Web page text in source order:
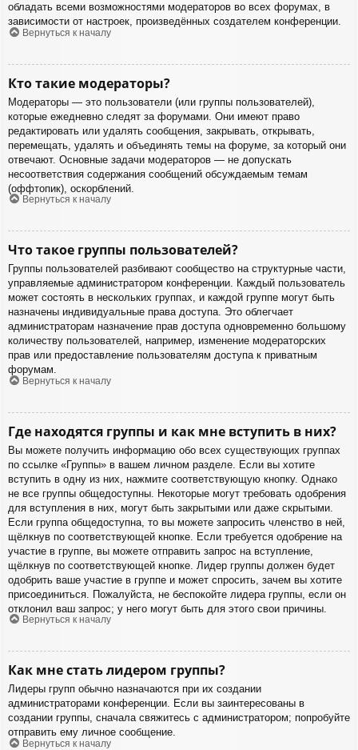
обладать всеми возможностями модераторов во всех форумах, в
зависимости от настроек, произведённых создателем конференции.
Вернуться к началу
Кто такие модераторы?
Модераторы — это пользователи (или группы пользователей),
которые ежедневно следят за форумами. Они имеют право
редактировать или удалять сообщения, закрывать, открывать,
перемещать, удалять и объединять темы на форуме, за который они
отвечают. Основные задачи модераторов — не допускать
несоответствия содержания сообщений обсуждаемым темам
(оффтопик), оскорблений.
Вернуться к началу
Что такое группы пользователей?
Группы пользователей разбивают сообщество на структурные части,
управляемые администратором конференции. Каждый пользователь
может состоять в нескольких группах, и каждой группе могут быть
назначены индивидуальные права доступа. Это облегчает
администраторам назначение прав доступа одновременно большому
количеству пользователей, например, изменение модераторских
прав или предоставление пользователям доступа к приватным
форумам.
Вернуться к началу
Где находятся группы и как мне вступить в них?
Вы можете получить информацию обо всех существующих группах
по ссылке «Группы» в вашем личном разделе. Если вы хотите
вступить в одну из них, нажмите соответствующую кнопку. Однако
не все группы общедоступны. Некоторые могут требовать одобрения
для вступления в них, могут быть закрытыми или даже скрытыми.
Если группа общедоступна, то вы можете запросить членство в ней,
щёлкнув по соответствующей кнопке. Если требуется одобрение на
участие в группе, вы можете отправить запрос на вступление,
щёлкнув по соответствующей кнопке. Лидер группы должен будет
одобрить ваше участие в группе и может спросить, зачем вы хотите
присоединиться. Пожалуйста, не беспокойте лидера группы, если он
отклонил ваш запрос; у него могут быть для этого свои причины.
Вернуться к началу
Как мне стать лидером группы?
Лидеры групп обычно назначаются при их создании
администраторами конференции. Если вы заинтересованы в
создании группы, сначала свяжитесь с администратором; попробуйте
отправить ему личное сообщение.
Вернуться к началу